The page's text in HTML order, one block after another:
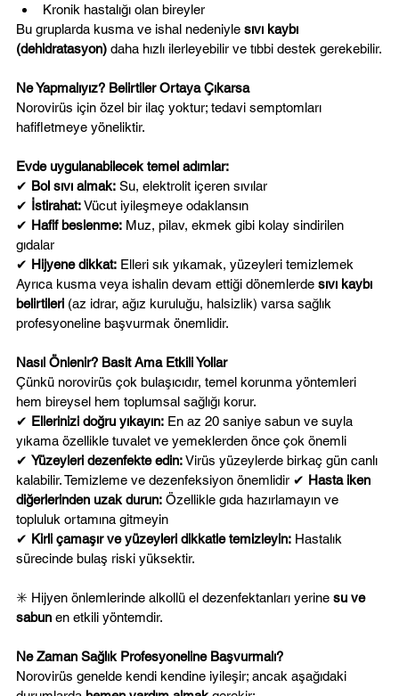
Kronik hastalığı olan bireyler
Bu gruplarda kusma ve ishal nedeniyle sıvı kaybı
(dehidratasyon) daha hızlı ilerleyebilir ve tıbbi destek gerekebilir.
Ne Yapmalıyız? Belirtiler Ortaya Çıkarsa
Norovirüs için özel bir ilaç yoktur; tedavi semptomları
hafifletmeye yöneliktir.
Evde uygulanabilecek temel adımlar:
✔ Bol sıvı almak: Su, elektrolit içeren sıvılar
✔ İstirahat: Vücut iyileşmeye odaklansın
✔ Hafif beslenme: Muz, pilav, ekmek gibi kolay sindirilen
gıdalar
✔ Hijyene dikkat: Elleri sık yıkamak, yüzeyleri temizlemek
Ayrıca kusma veya ishalin devam ettiği dönemlerde sıvı kaybı
belirtileri (az idrar, ağız kuruluğu, halsizlik) varsa sağlık
profesyoneline başvurmak önemlidir.
Nasıl Önlenir? Basit Ama Etkili Yollar
Çünkü norovirüs çok bulaşıcıdır, temel korunma yöntemleri
hem bireysel hem toplumsal sağlığı korur.
✔ Ellerinizi doğru yıkayın: En az 20 saniye sabun ve suyla
yıkama özellikle tuvalet ve yemeklerden önce çok önemli
✔ Yüzeyleri dezenfekte edin: Virüs yüzeylerde birkaç gün canlı
kalabilir. Temizleme ve dezenfeksiyon önemlidir ✔ Hasta iken
diğerlerinden uzak durun: Özellikle gıda hazırlamayın ve
topluluk ortamına gitmeyin
✔ Kirli çamaşır ve yüzeyleri dikkatle temizleyin: Hastalık
sürecinde bulaş riski yüksektir.
✳️ Hijyen önlemlerinde alkollü el dezenfektanları yerine su ve
sabun en etkili yöntemdir.
Ne Zaman Sağlık Profesyoneline Başvurmalı?
Norovirüs genelde kendi kendine iyileşir; ancak aşağıdaki